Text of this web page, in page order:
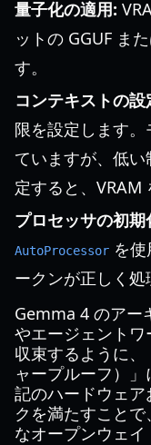
量子化の適用:
ットの GGUF ま
す。
コンテキストの設
限を設定します
ていますが、低
定すると、VRAM
プロセッサの初期
AutoProcessor を
ークンが正しく処
Gemma 4 のアー
やエージェント
収束するように
ャープルーフ）
記のハードウェ
クを満たすこと
なオープンウェイ